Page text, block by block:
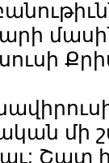
մի
Շատ